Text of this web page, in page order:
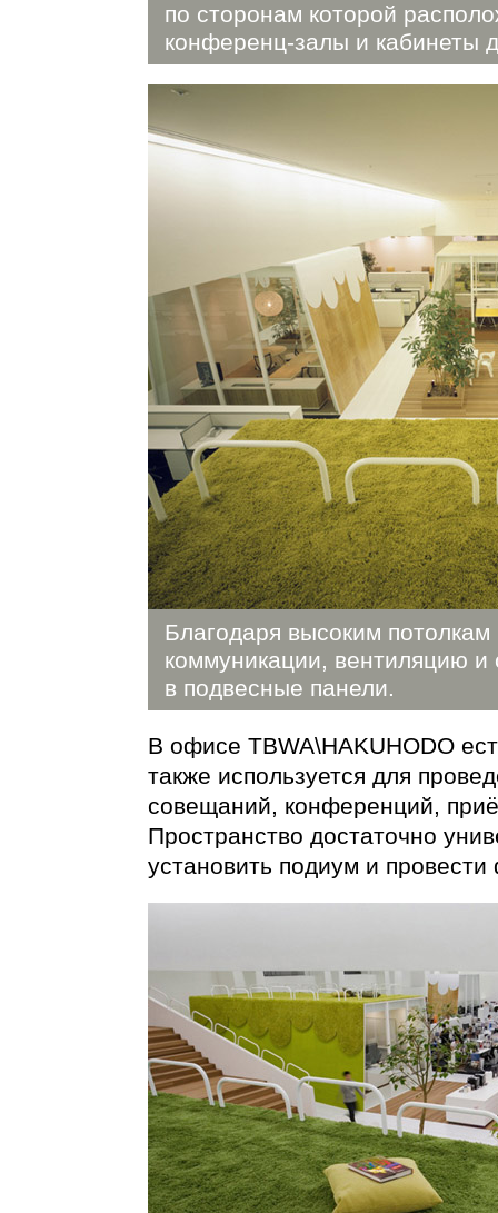
по сторонам которой
конференц-залы и кабинеты
Благодаря высоким потолкам
коммуникации, вентиляцию
в подвесные панели.
В офисе TBWA\HAKUHODO
также используется для
совещаний, конференций,
Пространство достаточно
установить подиум и провести